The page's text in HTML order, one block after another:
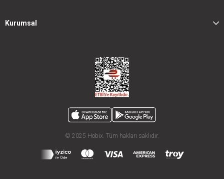
Kurumsal
© 2025 Hobix. Tüm hakları saklıdır.